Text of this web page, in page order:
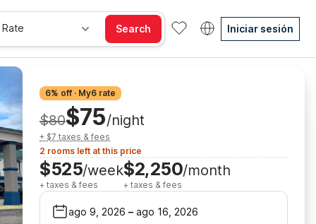
Search Iniciar sesión
6% off · My6 rate
$80$75/night
+ $7 taxes & fees
2 rooms left at this price
$525/week
+ taxes & fees
$2,250/month
+ taxes & fees
ago 9, 2026 – ago 16, 2026